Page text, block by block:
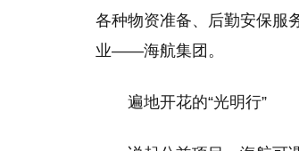
各种物资准备、后勤安保服
业――海航集团。
遍地开花的“光明行”